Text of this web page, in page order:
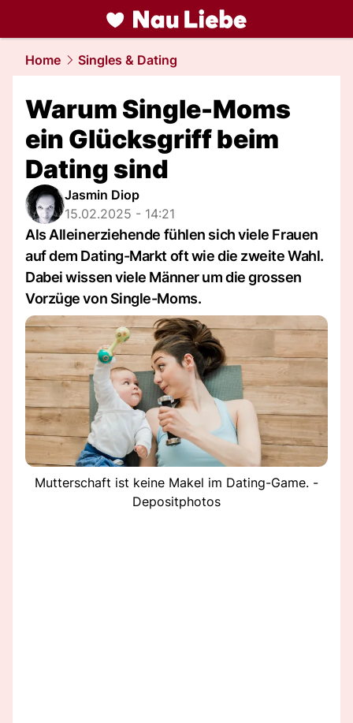
liebe.NAU.ch
Home Singles & Dating
Warum Single-Moms
ein Glücksgriff beim
Dating sind
Jasmin Diop
15.02.2025 - 14:21
Als Alleinerziehende fühlen sich viele Frauen
auf dem Dating-Markt oft wie die zweite Wahl.
Dabei wissen viele Männer um die grossen
Vorzüge von Single-Moms.
Mutterschaft ist keine Makel im Dating-Game. -
Depositphotos